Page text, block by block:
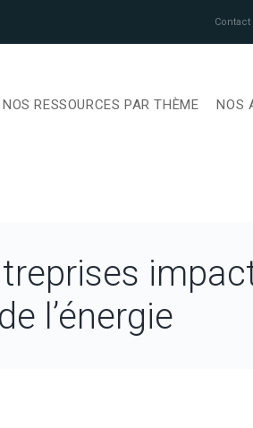
Contact
NOS RESSOURCES PAR THÈME NOS
l’énergie